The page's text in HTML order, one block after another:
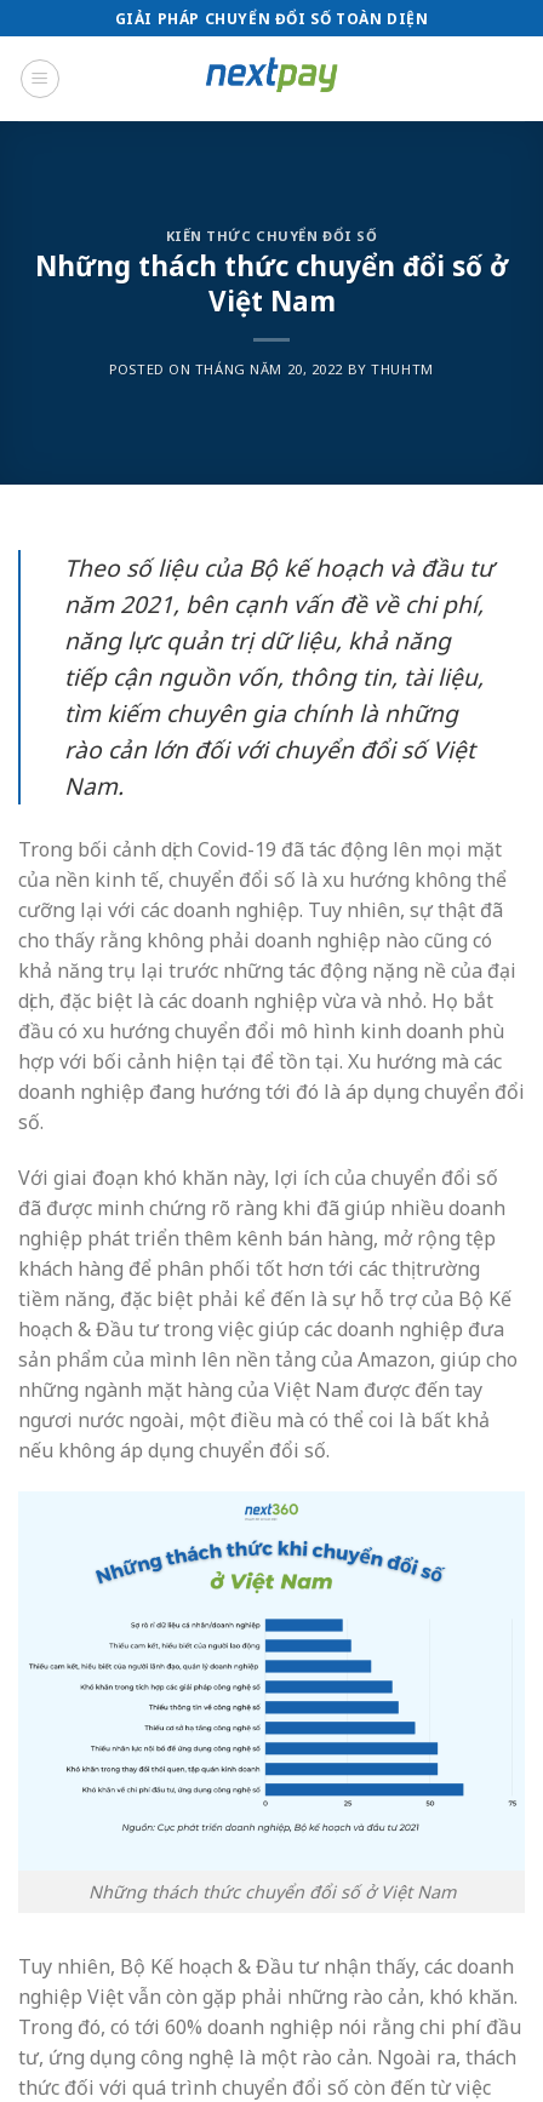
to
content
GIẢI PHÁP CHUYỂN ĐỔI SỐ TOÀN DIỆN
KIẾN THỨC CHUYỂN ĐỔI SỐ
Những thách thức chuyển đổi số ở
Việt Nam
POSTED ON THÁNG NĂM 20, 2022 BYTHUHTM
Theo số liệu của Bộ kế hoạch và đầu tư
năm 2021, bên cạnh vấn đề về chi phí,
năng lực quản trị dữ liệu, khả năng
tiếp cận nguồn vốn, thông tin, tài liệu,
tìm kiếm chuyên gia chính là những
rào cản lớn đối với chuyển đổi số Việt
Nam.
Trong bối cảnh dịch Covid-19 đã tác động lên mọi mặt
của nền kinh tế, chuyển đổi số là xu hướng không thể
cưỡng lại với các doanh nghiệp. Tuy nhiên, sự thật đã
cho thấy rằng không phải doanh nghiệp nào cũng có
khả năng trụ lại trước những tác động nặng nề của đại
dịch, đặc biệt là các doanh nghiệp vừa và nhỏ. Họ bắt
đầu có xu hướng chuyển đổi mô hình kinh doanh phù
hợp với bối cảnh hiện tại để tồn tại. Xu hướng mà các
doanh nghiệp đang hướng tới đó là áp dụng chuyển đổi
số.
Với giai đoạn khó khăn này, lợi ích của chuyển đổi số
đã được minh chứng rõ ràng khi đã giúp nhiều doanh
nghiệp phát triển thêm kênh bán hàng, mở rộng tệp
khách hàng để phân phối tốt hơn tới các thị trường
tiềm năng, đặc biệt phải kể đến là sự hỗ trợ của Bộ Kế
hoạch & Đầu tư trong việc giúp các doanh nghiệp đưa
sản phẩm của mình lên nền tảng của Amazon, giúp cho
những ngành mặt hàng của Việt Nam được đến tay
ngươi nước ngoài, một điều mà có thể coi là bất khả
nếu không áp dụng chuyển đổi số.
Những thách thức chuyển đổi số ở Việt Nam
Tuy nhiên, Bộ Kế hoạch & Đầu tư nhận thấy, các doanh
nghiệp Việt vẫn còn gặp phải những rào cản, khó khăn.
Trong đó, có tới 60% doanh nghiệp nói rằng chi phí đầu
tư, ứng dụng công nghệ là một rào cản. Ngoài ra, thách
thức đối với quá trình chuyển đổi số còn đến từ việc